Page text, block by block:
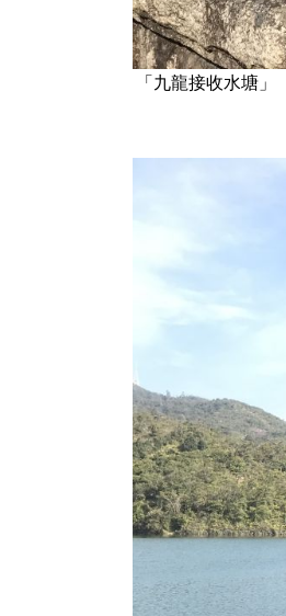
「九龍接收水塘」